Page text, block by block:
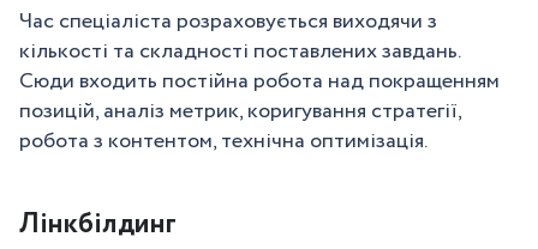
Час спеціаліста розраховується виходячи з
кількості та складності поставлених завдань.
Сюди входить постійна робота над покращенням
позицій, аналіз метрик, коригування стратегії,
робота з контентом, технічна оптимізація.
Лінкбілдинг